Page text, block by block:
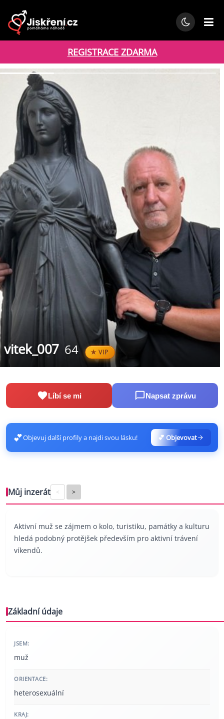
REGISTRACE ZDARMA
vitek_007 64 VIP
Líbí se mi Napsat zprávu
💕Objevuj další profily a najdi svou lásku! 💕 Objevovat
Můj inzerát < >
Aktivní muž se zájmem o kolo, turistiku, památky a kulturu
hledá podobný protějšek především pro aktivní trávení
víkendů.
Základní údaje
JSEM:
muž
ORIENTACE:
heterosexuální
KRAJ: